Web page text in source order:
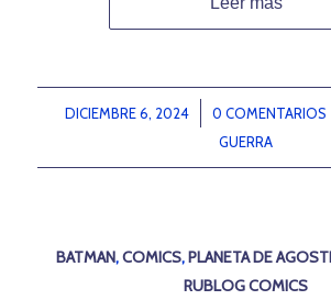
DICIEMBRE 6, 2024
/ 0 COMENTARIOS
/
GUERRA
BATMAN,COMICS, PLANETA DE
RUBLOG COMICS